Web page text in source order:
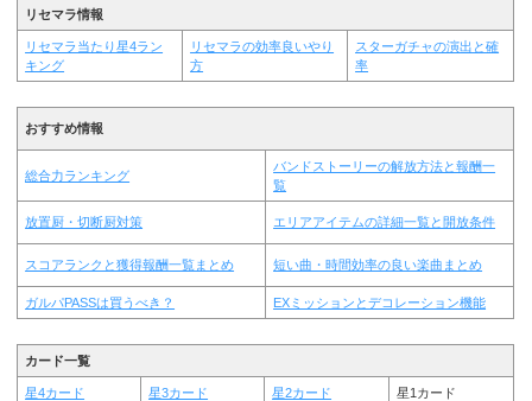
リセマラ情報
リセマラ当たり星4ラン
キング
リセマラの効率良いやり
方
スターガチャの演出と確
率
おすすめ情報
総合力ランキング
バンドストーリーの解放方法と報酬一
覧
放置厨・切断厨対策 エリアアイテムの詳細一覧と開放条件
スコアランクと獲得報酬一覧まとめ 短い曲・時間効率の良い楽曲まとめ
ガルパPASSは買うべき？ EXミッションとデコレーション機能
カード一覧
星4カード 星3カード 星2カード 星1カード